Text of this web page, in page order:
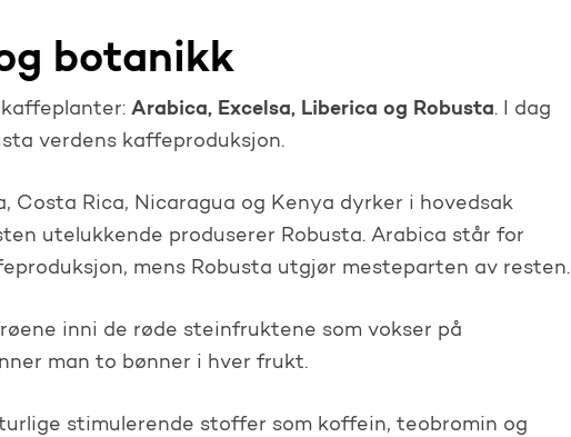
botanikk
Arabica, Excelsa, Liberica og Robusta. I dag
verdens kaffeproduksjon.
Costa Rica, Nicaragua og Kenya dyrker i hovedsak
utelukkende produserer Robusta. Arabica står for
mens Robusta utgjør mesteparten av resten.
inni de røde steinfruktene som vokser på
man to bønner i hver frukt.
stimulerende stoffer som koffein, teobromin og